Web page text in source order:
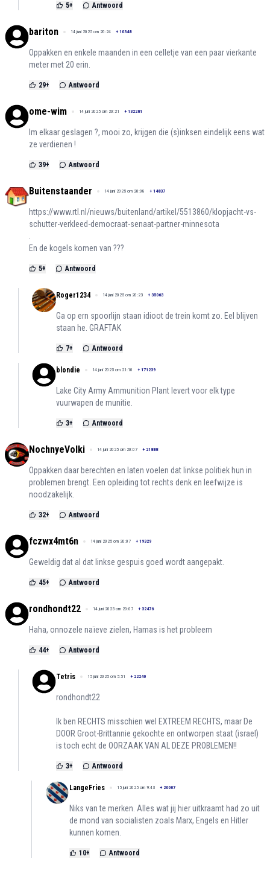
5+ Antwoord
bariton 14 juni 2025 om 20:24 + 10348
Oppakken en enkele maanden in een celletje van een paar vierkante
meter met 20 erin.
29+ Antwoord
ome-wim 14 juni 2025 om 20:21 + 132281
Im elkaar geslagen ?, mooi zo, krijgen die (s)inksen eindelijk eens wat
ze verdienen !
39+ Antwoord
Buitenstaander 14 juni 2025 om 20:08 + 14837
https://www.rtl.nl/nieuws/buitenland/artikel/5513860/klopjacht-vs-
schutter-verkleed-democraat-senaat-partner-minnesota
En de kogels komen van ???
5+ Antwoord
Roger1234 14 juni 2025 om 20:23 + 35063
Ga op ern spoorlijn staan idioot de trein komt zo. Eel blijven
staan he. GRAFTAK
7+ Antwoord
blondie 14 juni 2025 om 21:10 + 171239
Lake City Army Ammunition Plant levert voor elk type
vuurwapen de munitie.
3+ Antwoord
NochnyeVolki 14 juni 2025 om 20:07 + 21888
Oppakken daar berechten en laten voelen dat linkse politiek hun in
problemen brengt. Een opleiding tot rechts denk en leefwijze is
noodzakelijk.
32+ Antwoord
fczwx4mt6n 14 juni 2025 om 20:07 + 19329
Geweldig dat al dat linkse gespuis goed wordt aangepakt.
45+ Antwoord
rondhondt22 14 juni 2025 om 20:07 + 32476
Haha, onnozele naïeve zielen, Hamas is het probleem
44+ Antwoord
Tetris 15 juni 2025 om 5:51 + 22240
rondhondt22
Ik ben RECHTS misschien wel EXTREEM RECHTS, maar De
DOOR Groot-Brittannie gekochte en ontworpen staat (israel)
is toch echt de OORZAAK VAN AL DEZE PROBLEMEN!!
3+ Antwoord
LangeFries 15 juni 2025 om 9:43 + 20007
Niks van te merken. Alles wat jij hier uitkraamt had zo uit
de mond van socialisten zoals Marx, Engels en Hitler
kunnen komen.
10+ Antwoord